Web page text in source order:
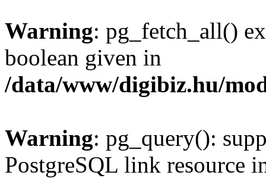
Warning: pg_fetch_all()
boolean given in
/data/www/digibiz.hu/
Warning: pg_query():
PostgreSQL link resource